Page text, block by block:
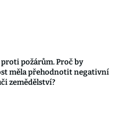
požárům. Proč by
měla přehodnotit negativní
zemědělství?